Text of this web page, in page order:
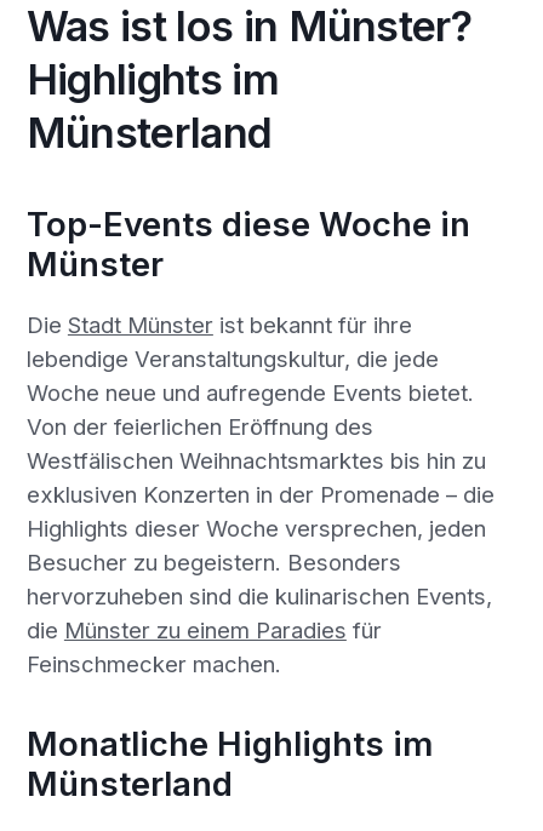
Was ist los in Münster?
Highlights im
Münsterland
Top-Events diese Woche in
Münster
Die Stadt Münsterist bekannt für ihre
lebendige Veranstaltungskultur, die jede
Woche neue und aufregende Events bietet.
Von der feierlichen Eröffnung des
Westfälischen Weihnachtsmarktes bis hin zu
exklusiven Konzerten in der Promenade – die
Highlights dieser Woche versprechen, jeden
Besucher zu begeistern. Besonders
hervorzuheben sind die kulinarischen Events,
die Münster zu einem Paradies für
Feinschmecker machen.
Monatliche Highlights im
Münsterland